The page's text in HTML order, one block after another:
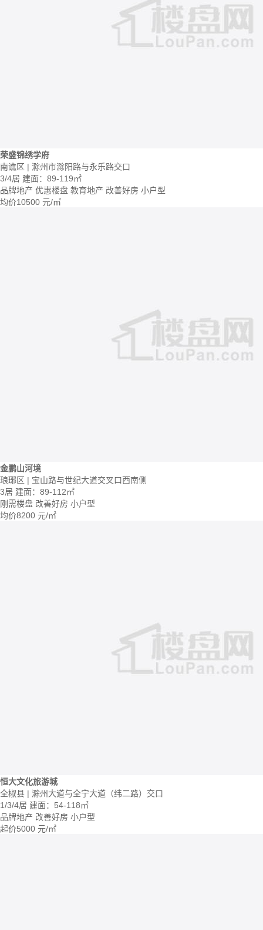
荣盛锦绣学府
南谯区 | 滁州市滁阳路与永乐路交口
3/4居 建面：89-119㎡
品牌地产 优惠楼盘 教育地产 改善好房 小户型
均价10500 元/㎡
金鹏山河境
琅琊区 | 宝山路与世纪大道交叉口西南侧
3居 建面：89-112㎡
刚需楼盘 改善好房 小户型
均价8200 元/㎡
恒大文化旅游城
全椒县 | 滁州大道与全宁大道（纬二路）交口
1/3/4居 建面：54-118㎡
品牌地产 改善好房 小户型
起价5000 元/㎡